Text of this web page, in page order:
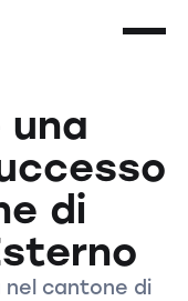
di
cantone di